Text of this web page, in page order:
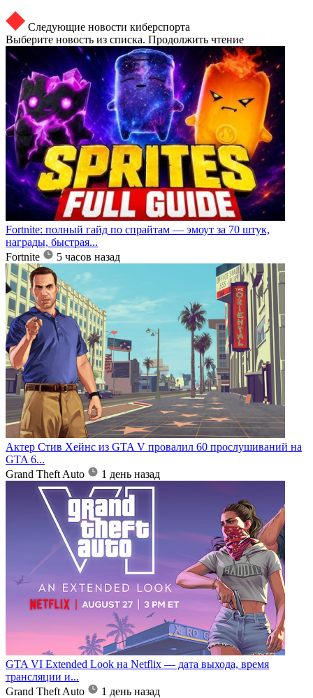
Следующие новости киберспорта
Выберите новость из списка. Продолжить чтение
Fortnite: полный гайд по спрайтам — эмоут за 70 штук,
награды, быстрая...
Fortnite
5 часов назад
Актер Стив Хейнс из GTA V провалил 60 прослушиваний на
GTA 6...
Grand Theft Auto
1 день назад
GTA VI Extended Look на Netflix — дата выхода, время
трансляции и...
Grand Theft Auto
1 день назад